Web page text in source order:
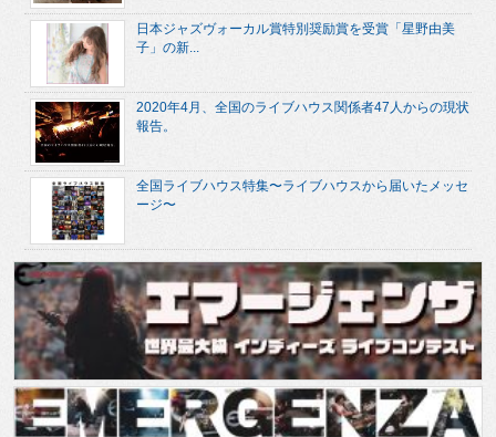
日本ジャズヴォーカル賞特別奨励賞を受賞「星野由美
子」の新...
2020年4月、全国のライブハウス関係者47人からの現状
報告。
全国ライブハウス特集〜ライブハウスから届いたメッセ
ージ〜